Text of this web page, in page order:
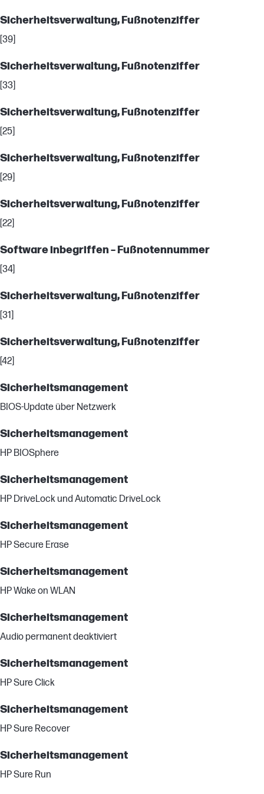
Sicherheitsverwaltung, Fußnotenziffer
[39]
Sicherheitsverwaltung, Fußnotenziffer
[33]
Sicherheitsverwaltung, Fußnotenziffer
[25]
Sicherheitsverwaltung, Fußnotenziffer
[29]
Sicherheitsverwaltung, Fußnotenziffer
[22]
Software inbegriffen – Fußnotennummer
[34]
Sicherheitsverwaltung, Fußnotenziffer
[31]
Sicherheitsverwaltung, Fußnotenziffer
[42]
Sicherheitsmanagement
BIOS-Update über Netzwerk
Sicherheitsmanagement
HP BIOSphere
Sicherheitsmanagement
HP DriveLock und Automatic DriveLock
Sicherheitsmanagement
HP Secure Erase
Sicherheitsmanagement
HP Wake on WLAN
Sicherheitsmanagement
Audio permanent deaktiviert
Sicherheitsmanagement
HP Sure Click
Sicherheitsmanagement
HP Sure Recover
Sicherheitsmanagement
HP Sure Run